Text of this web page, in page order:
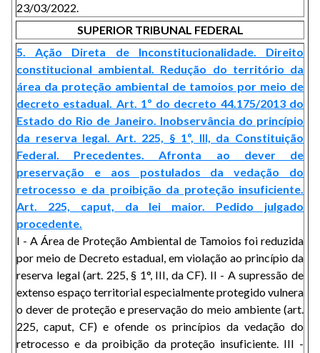
23/03/2022.
SUPERIOR TRIBUNAL FEDERAL
5. Ação Direta de Inconstitucionalidade. Direito
constitucional ambiental. Redução do território da
área da proteção ambiental de tamoios por meio de
decreto estadual. Art. 1º do decreto 44.175/2013 do
Estado do Rio de Janeiro. Inobservância do princípio
da reserva legal. Art. 225, § 1º, III, da Constituição
Federal. Precedentes. Afronta ao dever de
preservação e aos postulados da vedação do
retrocesso e da proibição da proteção insuficiente.
Art. 225, caput, da lei maior. Pedido julgado
procedente.
I - A Área de Proteção Ambiental de Tamoios foi reduzida
por meio de Decreto estadual, em violação ao princípio da
reserva legal (art. 225, § 1°, III, da CF). II - A supressão de
extenso espaço territorial especialmente protegido vulnera
o dever de proteção e preservação do meio ambiente (art.
225, caput, CF) e ofende os princípios da vedação do
retrocesso e da proibição da proteção insuficiente. III -